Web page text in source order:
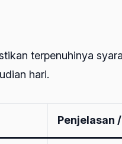
terpenuhinya
hari.
Penjelasan